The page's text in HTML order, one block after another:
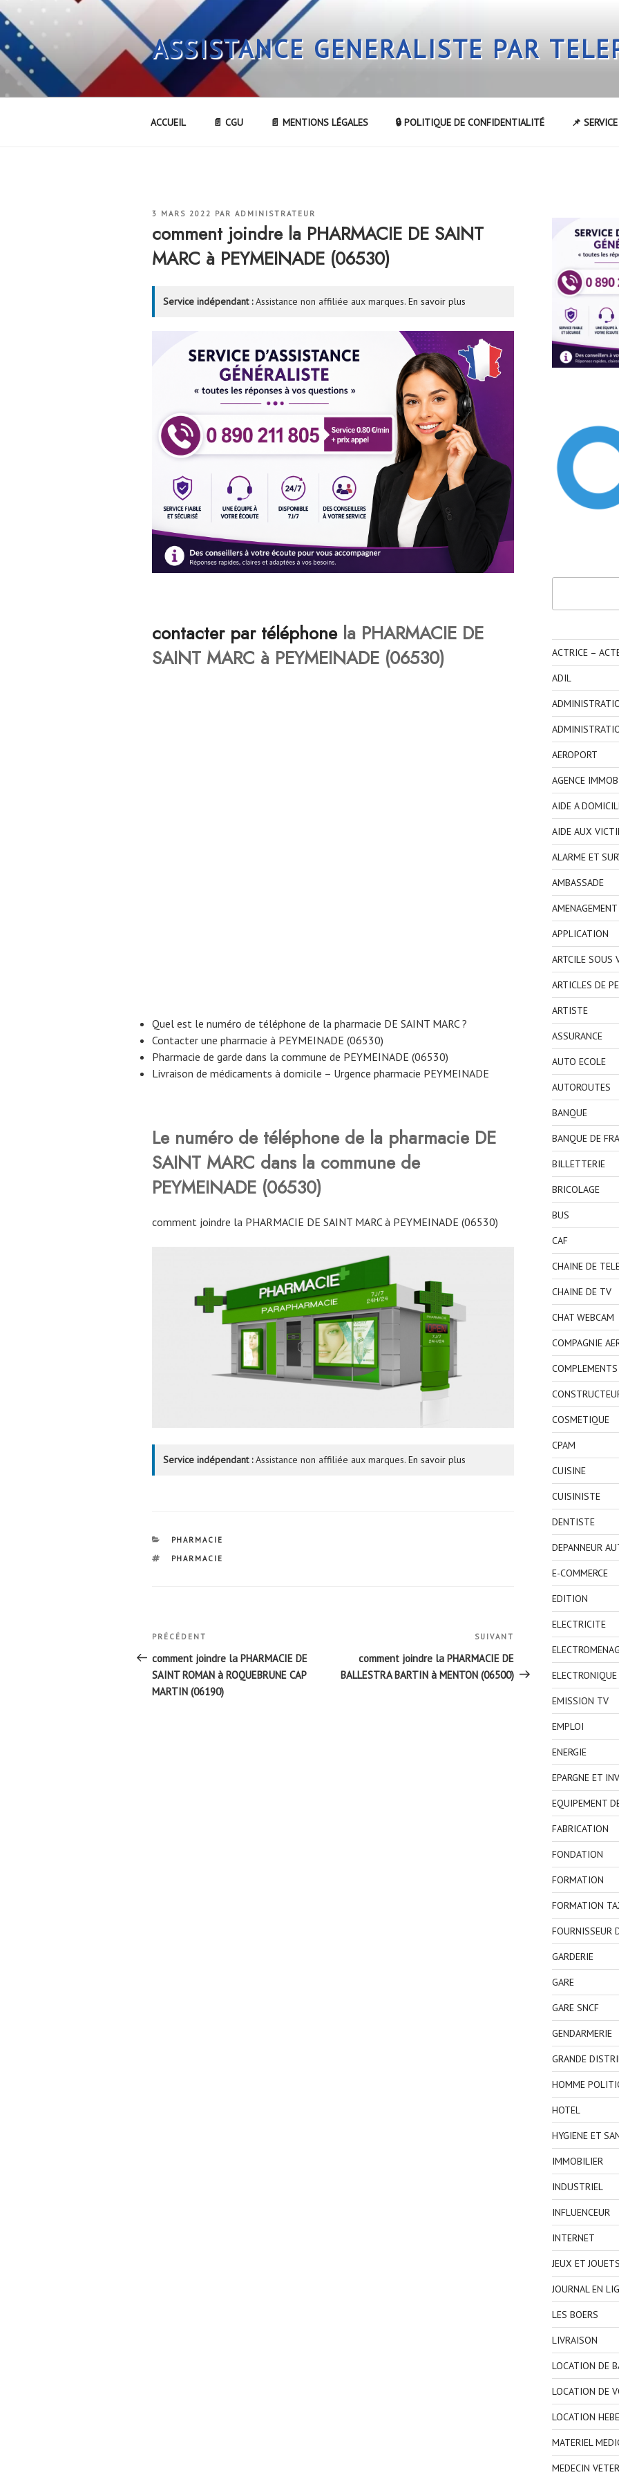
Aller
au
contenu
principal
ASSISTANCE GENERALISTE PAR
ACCUEIL 📄 CGU 📄 MENTIONS LÉGALES 🔒 POLITIQUE DE CONFIDENTIALITÉ 📌
PUBLIÉ
3 MARS 2022 PAR ADMINISTRATEUR
comment joindre la PHARMACIE DE SAINT
MARC à PEYMEINADE (06530)
Service indépendant :Assistance non affiliée aux marques. En savoir plus
contacter par téléphonela PHARMACIE DE
SAINT MARC à PEYMEINADE (06530)
Quel est le numéro de téléphone de la pharmacie DE SAINT MARC ?
Contacter une pharmacie à PEYMEINADE (06530)
Pharmacie de garde dans la commune de PEYMEINADE (06530)
Livraison de médicaments à domicile – Urgence pharmacie PEYMEINADE
Le numéro de téléphone de la pharmacie DE
SAINT MARC dans la commune de
PEYMEINADE (06530)
comment joindre la PHARMACIE DE SAINT MARC à PEYMEINADE (06530)
Service indépendant :Assistance non affiliée aux marques. En savoir plus
CATÉGORIES
PHARMACIE
ÉTIQUETTES
PHARMACIE
Navigation
de
l’article
Article
précédent
PRÉCÉDENT
comment joindre la PHARMACIE DE
SAINT ROMAN à ROQUEBRUNE CAP
MARTIN (06190)
suivant
SUIVANT
comment joindre la PHARMACIE DE
BALLESTRA BARTIN à MENTON (06500)
ACTRICE –
ADIL
AEROPORT
AGENCE
AIDE A
AIDE AUX
ALARME ET
AMBASSADE
APPLICATION
ARTCILE SOUS
ARTICLES DE
ARTISTE
ASSURANCE
AUTO ECOLE
AUTOROUTES
BANQUE
BANQUE DE
BILLETTERIE
BRICOLAGE
BUS
CAF
CHAINE DE
CHAINE DE TV
CHAT WEBCAM
COMPAGNIE
COSMETIQUE
CPAM
CUISINE
CUISINISTE
DENTISTE
DEPANNEUR
E-COMMERCE
EDITION
ELECTRICITE
EMISSION TV
EMPLOI
ENERGIE
EPARGNE ET
EQUIPEMENT
FABRICATION
FONDATION
FORMATION
FORMATION
FOURNISSEUR
GARDERIE
GARE
GARE SNCF
GENDARMERIE
GRANDE
HOMME
HOTEL
HYGIENE ET
IMMOBILIER
INDUSTRIEL
INFLUENCEUR
INTERNET
JEUX ET JOUETS
JOURNAL EN
LES BOERS
LIVRAISON
LOCATION DE
LOCATION DE
LOCATION
MATERIEL
MEDECIN